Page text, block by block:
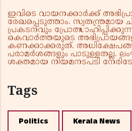
ഇവിടെ വായനക്കാർക്ക്
രേഖപ്പെടുത്താം. സ്വതന്ത്രമായ
പ്രകടനവും
കെവാർത്തയുടെ
കണക്കാക്കരുത്.
പരാമർശങ്ങളും പാടുള്ളതല്ല.
ശക്തമായ നിയമനടപടി
Tags
Politics Kerala News